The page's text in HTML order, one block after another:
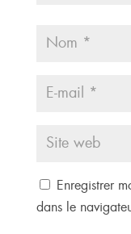
Enregistrer
dans le